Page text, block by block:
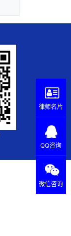
律师名片
QQ咨询
微信咨询